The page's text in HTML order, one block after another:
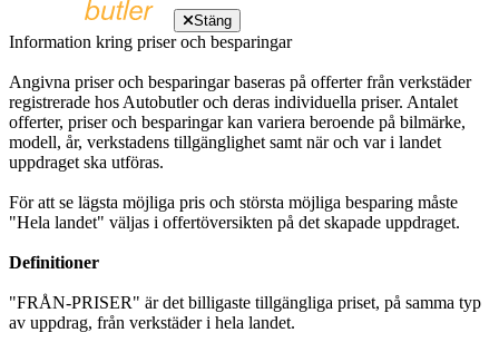
Stäng
Information kring priser och besparingar
Angivna priser och besparingar baseras på offerter från verkstäder
registrerade hos Autobutler och deras individuella priser. Antalet
offerter, priser och besparingar kan variera beroende på bilmärke,
modell, år, verkstadens tillgänglighet samt när och var i landet
uppdraget ska utföras.
För att se lägsta möjliga pris och största möjliga besparing måste
"Hela landet" väljas i offertöversikten på det skapade uppdraget.
Definitioner
"FRÅN-PRISER" är det billigaste tillgängliga priset, på samma typ
av uppdrag, från verkstäder i hela landet.